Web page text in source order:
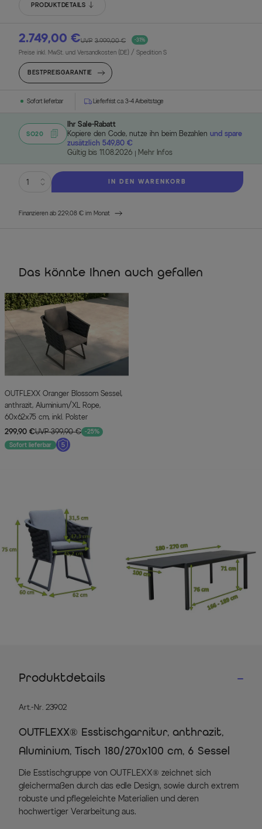
PRODUKTDETAILS
2.749,00 € -31%
UVP 3.999,00 €
Preise inkl. MwSt. und Versandkosten (DE) / Spedition S
BESTPREISGARANTIE
Sofort lieferbar Lieferfrist ca. 3-4 Arbeitstage
SO20
Ihr Sale-Rabatt
Kopiere den Code, nutze ihn beim Bezahlen und spare
zusätzlich 549,80 €
Gültig bis 11.08.2026
Mehr Infos
IN DEN WARENKORB
Finanzieren ab 229,08 € im Monat
Das könnte Ihnen auch gefallen
OUTFLEXX Oranger Blossom Sessel,
anthrazit, Aluminium/XL Rope,
60x62x75 cm, inkl. Polster
299,90 €UVP 399,90 € -25%
Sofort lieferbar
Produktdetails
Art.-Nr. 23902
OUTFLEXX® Esstischgarnitur, anthrazit,
Aluminium, Tisch 180/270x100 cm, 6 Sessel
Die Esstischgruppe von OUTFLEXX® zeichnet sich
gleichermaßen durch das edle Design, sowie durch extrem
robuste und pflegeleichte Materialien und deren
hochwertiger Verarbeitung aus.